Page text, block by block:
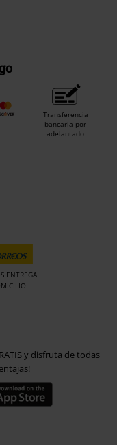
Transferencia
bancaria por
adelantado
ENTREGA
y disfruta de todas